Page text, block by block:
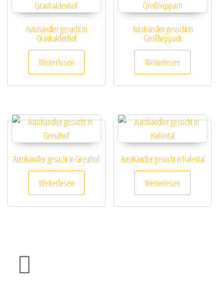
Autohändler gesucht in
Grauhaldenhof
Weiterlesen
Autohändler gesucht in
Großheppach
Weiterlesen
Autohändler gesucht in Greuthof
Weiterlesen
Autohändler gesucht in Hafental
Weiterlesen